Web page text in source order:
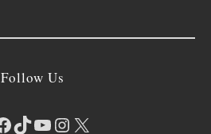
Follow Us